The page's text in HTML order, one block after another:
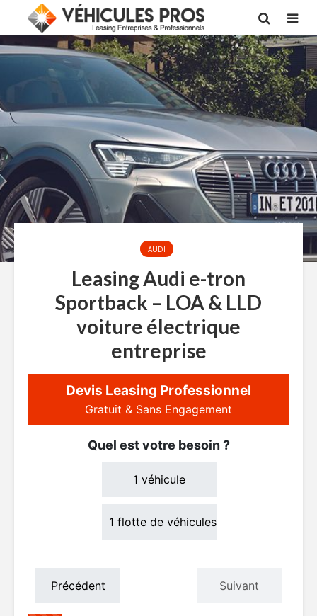
AUDI
Leasing Audi e-tron
Sportback – LOA & LLD
voiture électrique
entreprise